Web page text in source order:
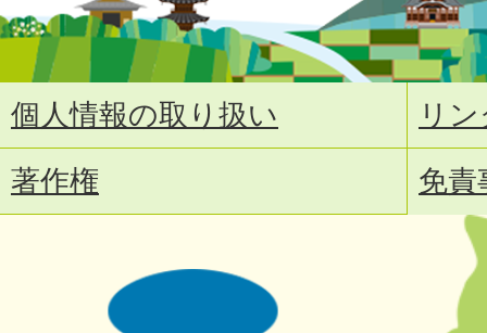
個人情報の取り扱い
リ
著作権
免責